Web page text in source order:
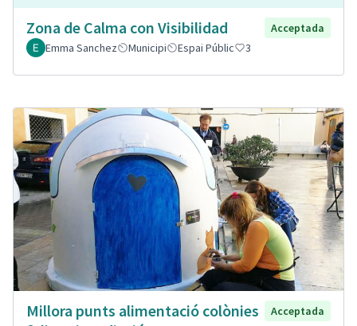
Zona de Calma con Visibilidad
Acceptada
Emma Sanchez
Municipi Espai Públic 3
Millora punts alimentació colònies
Acceptada